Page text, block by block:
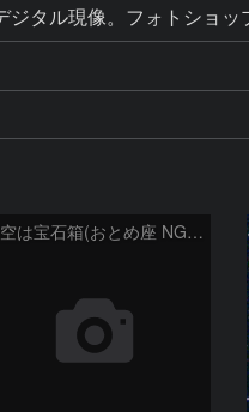
タル現像。フォトショ
夜空は宝石箱(おとめ座 NGC5566) Seestar50